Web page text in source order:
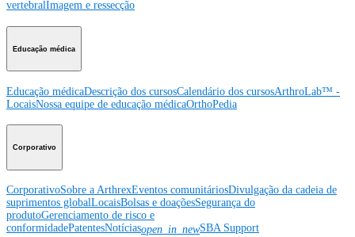
vertebralImagem e ressecção
Educação médica
Educação médicaDescrição dos cursosCalendário dos cursosArthroLab™ -
LocaisNossa equipe de educação médicaOrthoPedia
Corporativo
CorporativoSobre a ArthrexEventos comunitáriosDivulgação da cadeia de
suprimentos globalLocaisBolsas e doaçõesSegurança do
produtoGerenciamento de risco e
conformidadePatentesNotíciasopen_in_newSBA Support